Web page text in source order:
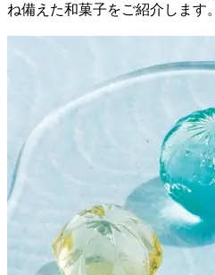
ね備えた和菓子をご紹介します。